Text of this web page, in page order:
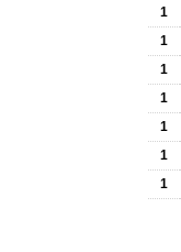
1
1
1
1
1
1
1